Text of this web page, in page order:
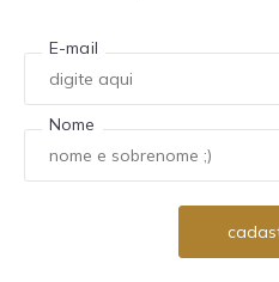
E-mail
Nome